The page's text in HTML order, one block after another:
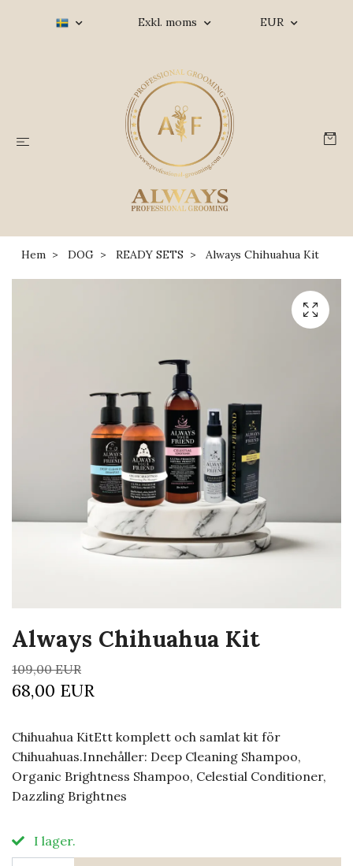
Exkl. moms EUR
Hem DOG READY SETS Always Chihuahua Kit
Always Chihuahua Kit
109,00 EUR
68,00 EUR
Chihuahua KitEtt komplett och samlat kit för
Chihuahuas.Innehåller: Deep Cleaning Shampoo,
Organic Brightness Shampoo, Celestial Conditioner,
Dazzling Brightnes
I lager.